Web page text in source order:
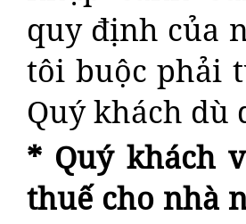
quy định của
tôi buộc phải
Quý khách dù
* Quý khách
thuế cho nhà